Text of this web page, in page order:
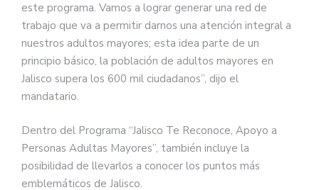
este programa. Vamos a lograr generar una red de
trabajo que va a permitir darnos una atención integral a
nuestros adultos mayores; esta idea parte de un
principio básico, la población de adultos mayores en
Jalisco supera los 600 mil ciudadanos”, dijo el
mandatario.
Dentro del Programa “Jalisco Te Reconoce, Apoyo a
Personas Adultas Mayores”, también incluye la
posibilidad de llevarlos a conocer los puntos más
emblemáticos de Jalisco.